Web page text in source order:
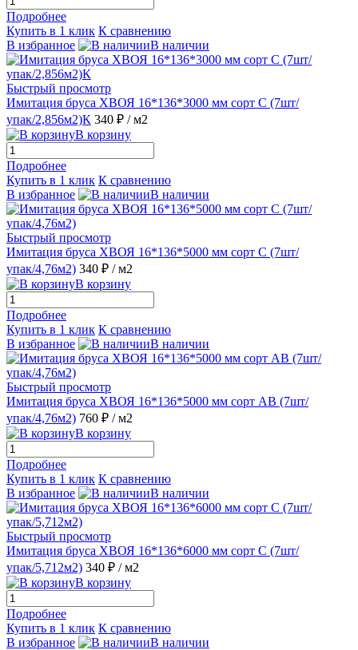
Подробнее
Купить в 1 клик К сравнению
В избранное
В наличии
Быстрый просмотр
Имитация бруса ХВОЯ 16*136*3000 мм сорт С (7шт/
упак/2,856м2)К 340 ₽ / м2
В корзину
Подробнее
Купить в 1 клик К сравнению
В избранное
В наличии
Быстрый просмотр
Имитация бруса ХВОЯ 16*136*5000 мм сорт С (7шт/
упак/4,76м2) 340 ₽ / м2
В корзину
Подробнее
Купить в 1 клик К сравнению
В избранное
В наличии
Быстрый просмотр
Имитация бруса ХВОЯ 16*136*5000 мм сорт АВ (7шт/
упак/4,76м2) 760 ₽ / м2
В корзину
Подробнее
Купить в 1 клик К сравнению
В избранное
В наличии
Быстрый просмотр
Имитация бруса ХВОЯ 16*136*6000 мм сорт С (7шт/
упак/5,712м2) 340 ₽ / м2
В корзину
Подробнее
Купить в 1 клик К сравнению
В избранное
В наличии